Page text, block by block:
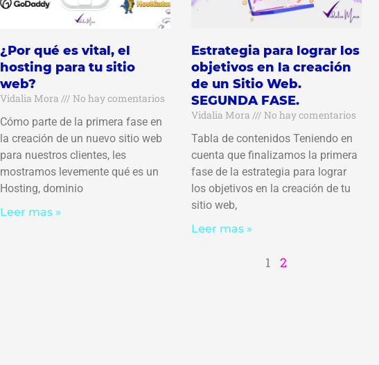
¿Por qué es vital, el
hosting para tu sitio
web?
Vidalia Mora
No hay comentarios
Cómo parte de la primera fase en
la creación de un nuevo sitio web
para nuestros clientes, les
mostramos levemente qué es un
Hosting, dominio
Leer mas »
Estrategia para lograr los
objetivos en la creación
de un Sitio Web.
SEGUNDA FASE.
Vidalia Mora
No hay comentarios
Tabla de contenidos Teniendo en
cuenta que finalizamos la primera
fase de la estrategia para lograr
los objetivos en la creación de tu
sitio web,
Leer mas »
1 2